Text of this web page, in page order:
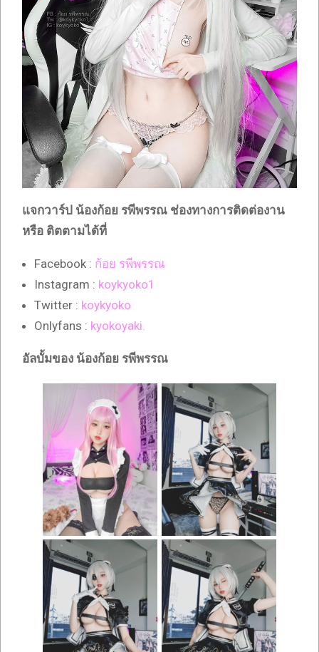
แจกวาร์ป น้องก้อย รพีพรรณ ช่องทางการติดต่องาน
หรือ ติตตามได้ที่
Facebook : ก้อย รพีพรรณ
Instagram : koykyoko1
Twitter : koykyoko
Onlyfans : kyokoyaki.
อัลบั้มของ น้องก้อย รพีพรรณ